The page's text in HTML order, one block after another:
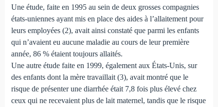
Une étude, faite en 1995 au sein de deux grosses compagnies
états-uniennes ayant mis en place des aides à l’allaitement pour
leurs employées (2), avait ainsi constaté que parmi les enfants
qui n’avaient eu aucune maladie au cours de leur première
année, 86 % étaient toujours allaités.
Une autre étude faite en 1999, également aux États-Unis, sur
des enfants dont la mère travaillait (3), avait montré que le
risque de présenter une diarrhée était 7,8 fois plus élevé chez
ceux qui ne recevaient plus de lait maternel, tandis que le risque